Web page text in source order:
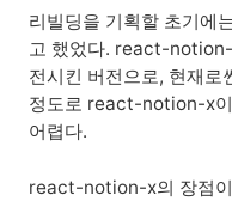
리빌딩을 기획할 초기에
고 했었다. react-
전시킨 버전으로, 현재로
정도로 react-notion-x이
어렵다.
react-notion-x의 장점이